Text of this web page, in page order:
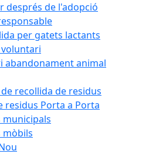
després de l'adopció
per gatets lactants
abandonament animal
recollida de residus
residus Porta a Porta
municipals
mòbils